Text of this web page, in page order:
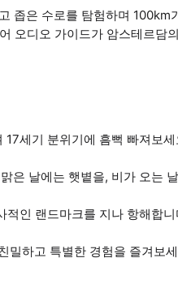
좁은 수로를 탐험하며 100km
오디오 가이드가 암스테르담
세기 분위기에 흠뻑 빠져보
은 날에는 햇볕을, 비가 오는
인 랜드마크를 지나 항해합
밀하고 특별한 경험을 즐겨보